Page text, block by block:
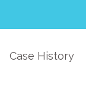
Case History